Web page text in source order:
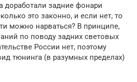
доработали задние фонари
это законно, и если нет, то
можно нарваться? В принципе,
по поводу задних световых
России нет, поэтому
тюнинга (в разумных пределах)